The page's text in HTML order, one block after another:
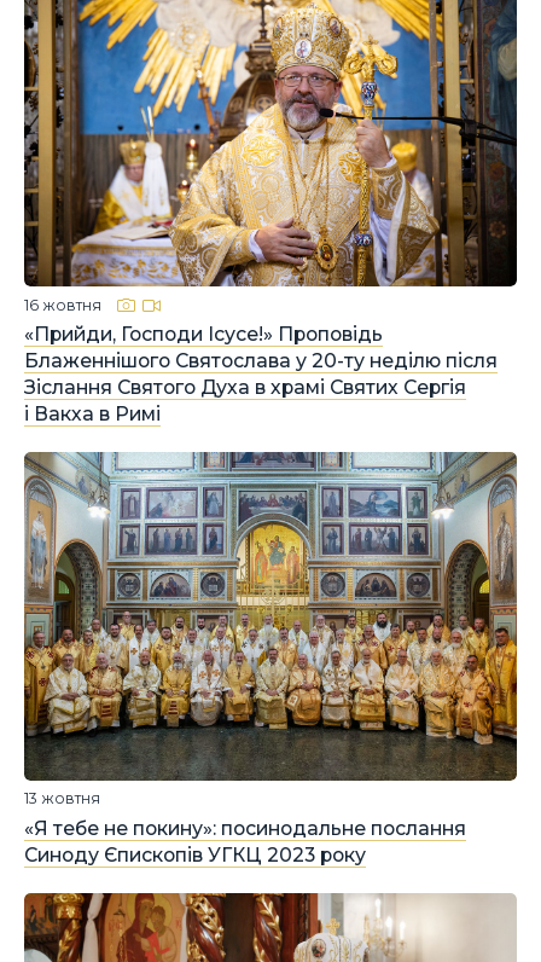
«Прийди, Господи Ісусе!» Проповідь
Блаженнішого Святослава у 20-ту неділю після
Зіслання Святого Духа в храмі Святих Сергія
і Вакха в Римі
16 жовтня
«Я тебе не покину»: посинодальне послання
Синоду Єпископів УГКЦ 2023 року
13 жовтня